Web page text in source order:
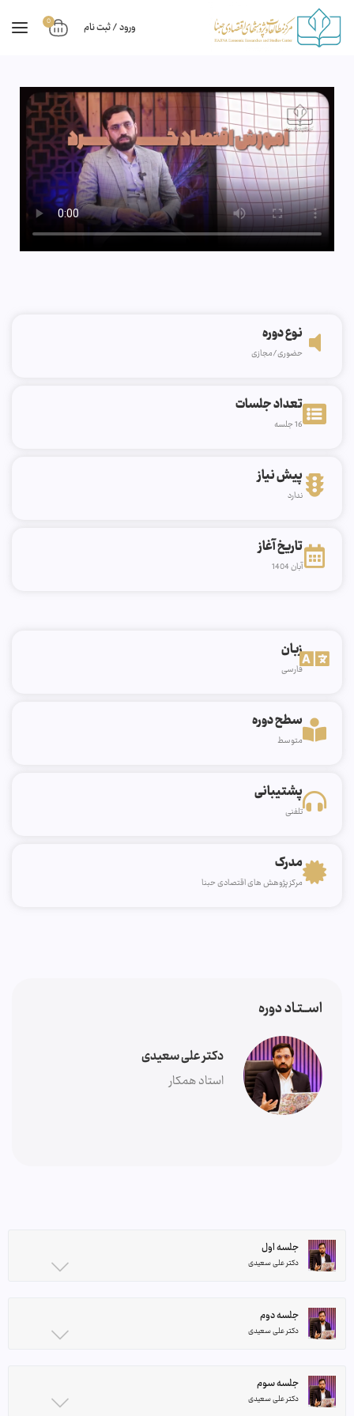
ورود / ثبت نام 0
نوع دوره
حضوری/مجازی
تعداد جلسات
16 جلسه
پیش نیاز
ندارد
تاریخ آغاز
آبان 1404
زبان
فارسی
سطح دوره
متوسط
پشتیبانی
تلفنی
مدرک
مرکز پژوهش های اقتصادی حبنا
اســتـاد دوره
دکتر علی سعیدی
استاد همکار
جلسه اول
دکتر علی سعیدی
جلسه دوم
دکتر علی سعیدی
جلسه سوم
دکتر علی سعیدی